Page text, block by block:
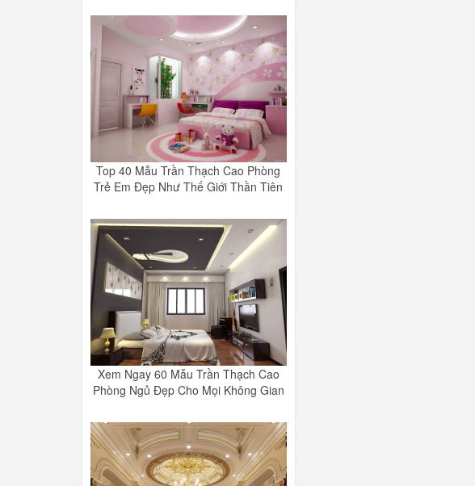
Top 40 Mẫu Trần Thạch Cao Phòng
Trẻ Em Đẹp Như Thế Giới Thần Tiên
Xem Ngay 60 Mẫu Trần Thạch Cao
Phòng Ngủ Đẹp Cho Mọi Không Gian